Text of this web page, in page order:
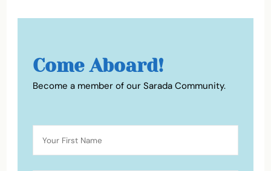
Come Aboard!
Become a member of our Sarada Community.